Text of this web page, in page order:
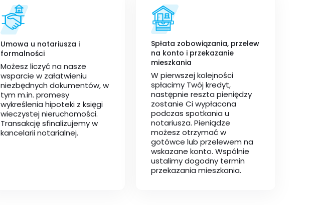
Umowa u notariusza i
formalności
Możesz liczyć na nasze
wsparcie w załatwieniu
niezbędnych dokumentów, w
tym m.in. promesy
wykreślenia hipoteki z księgi
wieczystej nieruchomości.
Transakcję sfinalizujemy w
kancelarii notarialnej.
Spłata zobowiązania, przelew
na konto i przekazanie
mieszkania
W pierwszej kolejności
spłacimy Twój kredyt,
następnie reszta pieniędzy
zostanie Ci wypłacona
podczas spotkania u
notariusza. Pieniądze
możesz otrzymać w
gotówce lub przelewem na
wskazane konto. Wspólnie
ustalimy dogodny termin
przekazania mieszkania.